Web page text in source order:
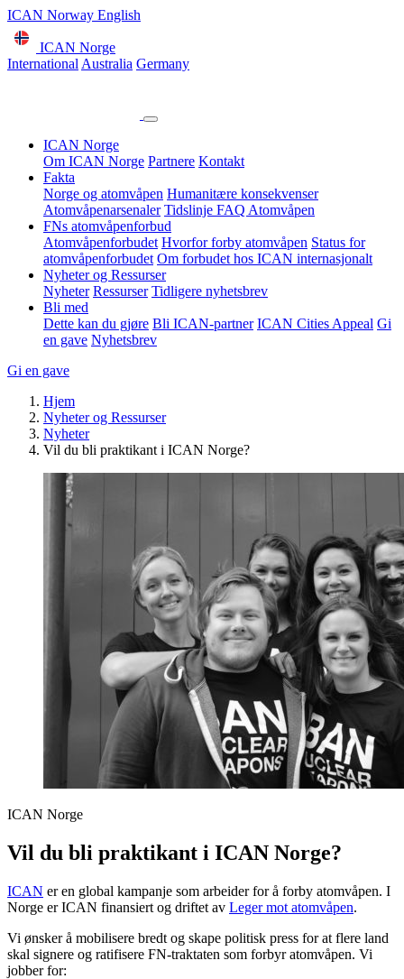
ICAN Norway English
ICAN Norge
International Australia Germany
ICAN Norge
Om ICAN Norge Partnere Kontakt
Fakta
Norge og atomvåpen Humanitære konsekvenser
Atomvåpenarsenaler Tidslinje FAQ Atomvåpen
FNs atomvåpenforbud
Atomvåpenforbudet Hvorfor forby atomvåpen Status for
atomvåpenforbudet Om forbudet hos ICAN internasjonalt
Nyheter og Ressurser
Nyheter Ressurser Tidligere nyhetsbrev
Bli med
Dette kan du gjøre Bli ICAN-partner ICAN Cities Appeal Gi
en gave Nyhetsbrev
Gi en gave
Hjem
Nyheter og Ressurser
Nyheter
Vil du bli praktikant i ICAN Norge?
ICAN Norge
Vil du bli praktikant i ICAN Norge?
ICAN er en global kampanje som arbeider for å forby atomvåpen. I
Norge er ICAN finansiert og driftet av Leger mot atomvåpen.
Vi ønsker å mobilisere bredt og skape politisk press for at flere land
skal signere og ratifisere FN-traktaten som forbyr atomvåpen. Vi
jobber for: